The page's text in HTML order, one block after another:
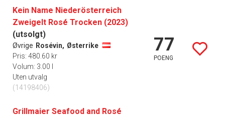
Kein Name Niederösterreich
Zweigelt Rosé Trocken (2023)
(utsolgt)
Øvrige Rosévin, Østerrike
Pris: 480.60 kr
Volum: 3.00 l
Uten utvalg
(14198406)
77
POENG
Grillmaier Seafood and Rosé